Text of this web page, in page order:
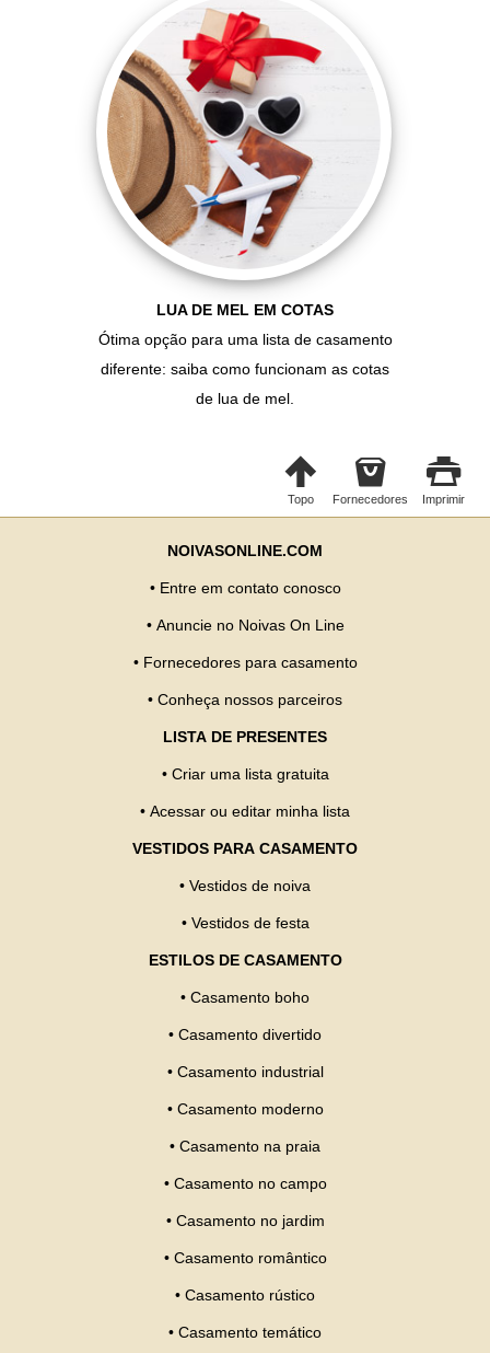
LUA DE MEL EM COTAS
Ótima opção para uma lista de casamento
diferente: saiba como funcionam as cotas
de lua de mel.
Topo Fornecedores Imprimir
NOIVASONLINE.COM
• Entre em contato conosco
• Anuncie no Noivas On Line
• Fornecedores para casamento
• Conheça nossos parceiros
LISTA DE PRESENTES
• Criar uma lista gratuita
• Acessar ou editar minha lista
VESTIDOS PARA CASAMENTO
• Vestidos de noiva
• Vestidos de festa
ESTILOS DE CASAMENTO
• Casamento boho
• Casamento divertido
• Casamento industrial
• Casamento moderno
• Casamento na praia
• Casamento no campo
• Casamento no jardim
• Casamento romântico
• Casamento rústico
• Casamento temático